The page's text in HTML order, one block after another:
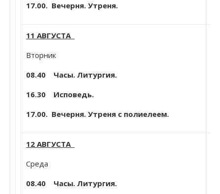
17.00. Вечерня. Утреня.
11 АВГУСТА
Вторник
08.40 Часы. Литургия.
16.30 Исповедь.
17.00. Вечерня. Утреня с полиелеем.
12 АВГУСТА
Среда
08.40 Часы. Литургия.